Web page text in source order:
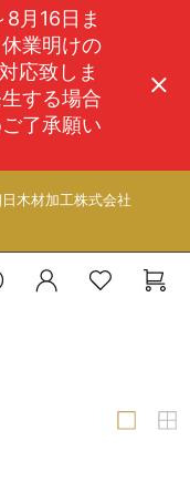
月16日ま
業明けの
応致しま
する場合
了承願い
木材加工株式会社